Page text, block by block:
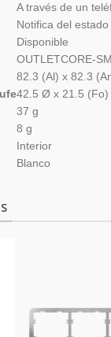
A través de un
Notifica del
Disponible
OUTLETCORE-
82.3 (Al) x 82.3
42.5 Ø x 21.5 (Fo)
37 g
8 g
Interior
Blanco